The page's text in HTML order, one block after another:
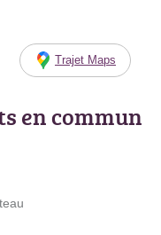
Trajet Maps
en commun